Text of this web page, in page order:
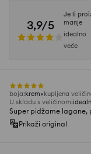
3,9/5
Je li
manje
idealno
veće
boja:krem kupljena
U skladu s veličinom:
Super pidžame lagane,
Prikaži original